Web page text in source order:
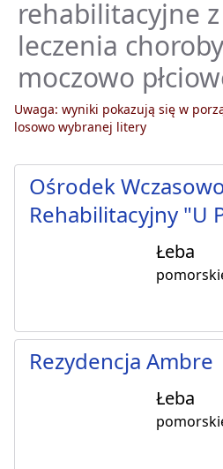
rehabilitacyjne
leczenia
moczowo
Uwaga: wyniki pokazują się w
losowo wybranej litery
Ośrodek
Rehabilitacyjny "U
Łeba
Rezydencja Ambre
Łeba